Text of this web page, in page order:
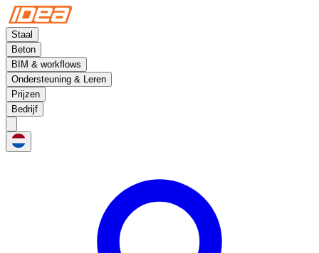
Staal
Beton
BIM & workflows
Ondersteuning & Leren
Prijzen
Bedrijf